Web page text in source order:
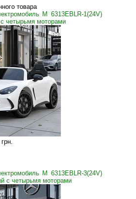
товара
M 6313EBLR-1(24V)
четырьмя моторами
.
M 6313EBLR-3(24V)
с четырьмя моторами